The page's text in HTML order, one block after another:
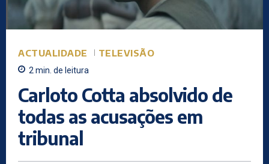
ACTUALIDADE TELEVISÃO
2 min. de leitura
Carloto Cotta absolvido de
todas as acusações em
tribunal